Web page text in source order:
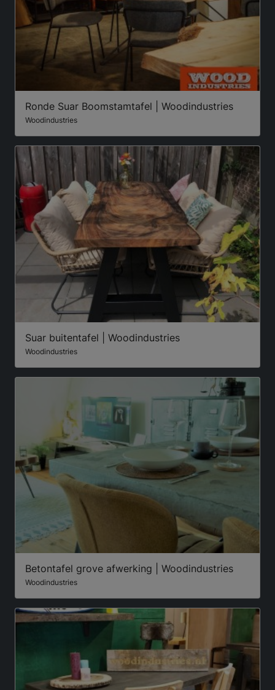
Ronde Suar Boomstamtafel | Woodindustries
Woodindustries
Suar buitentafel | Woodindustries
Woodindustries
Betontafel grove afwerking | Woodindustries
Woodindustries